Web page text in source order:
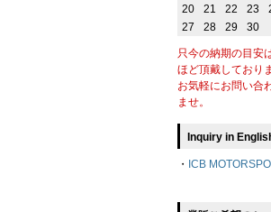
20
21 22 23
27
28 29 30
只今の納期の目安
ほど頂戴しており
お気軽にお問い合
ませ。
Inquiry in
・ ICB